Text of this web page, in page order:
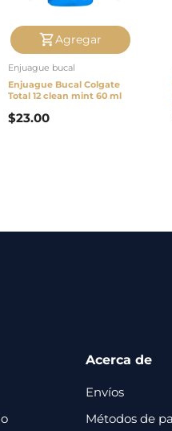
Agregar
Enjuague bucal
Enjuague Bucal Colgate
Total 12 clean mint 60 ml
$23.00
Acerca de
Envíos
Métodos de